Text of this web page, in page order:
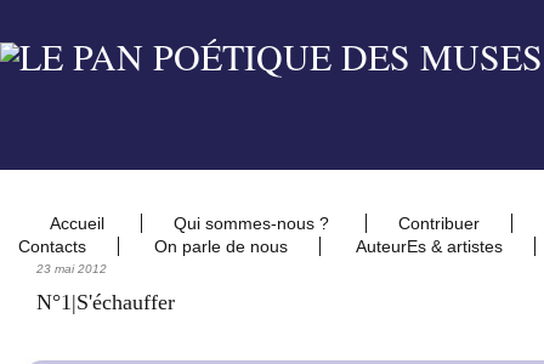
Accueil Qui sommes-nous ?
Contribuer
Contacts
On parle de nous AuteurEs & artistes
23 mai 2012
N°1|S'échauffer